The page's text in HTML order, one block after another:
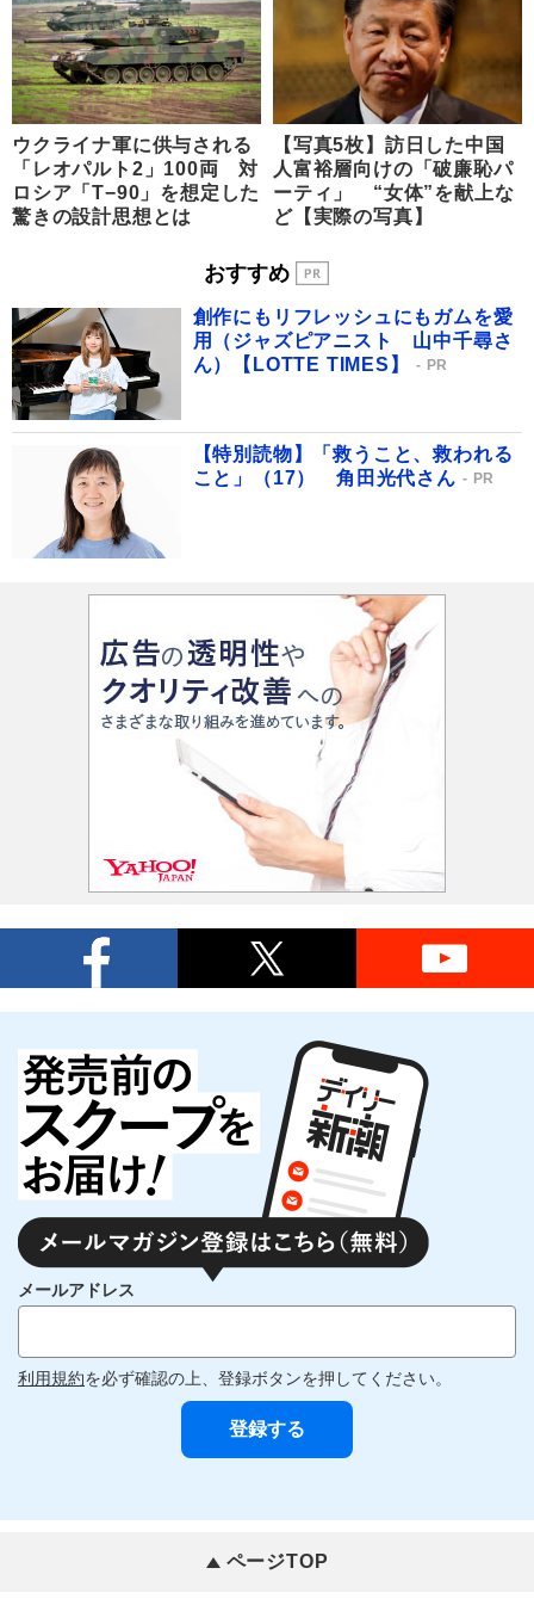
ウクライナ軍に供与される
「レオパルト2」100両 対
ロシア「T−90」を想定した
驚きの設計思想とは
【写真5枚】訪日した中国
人富裕層向けの「破廉恥パ
ーティ」 “女体”を献上な
ど【実際の写真】
おすすめ
創作にもリフレッシュにもガムを愛
用（ジャズピアニスト 山中千尋さ
ん）【LOTTE TIMES】
PR
【特別読物】「救うこと、救われる
こと」（17） 角田光代さん
PR
メールアドレス
利用規約を必ず確認の上、登録ボタンを押してください。
ページTOP